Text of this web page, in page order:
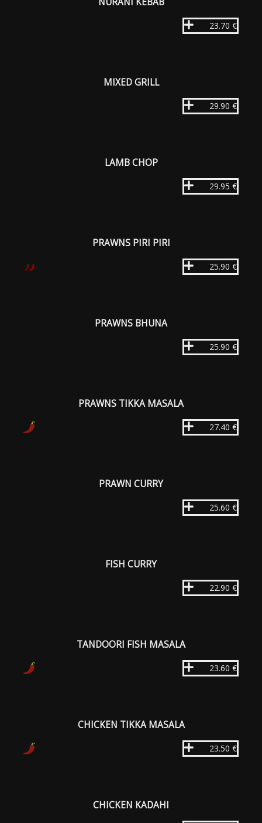
23.70 €
MIXED GRILL
29.90 €
LAMB CHOP
29.95 €
PRAWNS PIRI PIRI
25.90 €
PRAWNS BHUNA
25.90 €
PRAWNS TIKKA MASALA
27.40 €
PRAWN CURRY
25.60 €
FISH CURRY
22.90 €
TANDOORI FISH MASALA
23.60 €
CHICKEN TIKKA MASALA
23.50 €
CHICKEN KADAHI